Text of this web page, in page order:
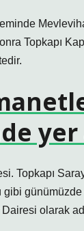
Topkapı
yer
Topkapı
günümüzde
olarak